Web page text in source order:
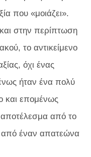
που «μοιάζει».
στην περίπτωση
το αντικείμενο
όχι ένας
ήταν ένα πολύ
και επομένως
αποτέλεσμα από το
από έναν απατεώνα